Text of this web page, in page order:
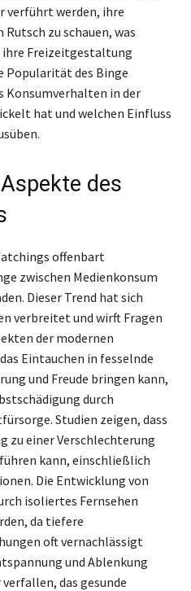
verführt werden, ihre
zu schauen, was
Freizeitgestaltung
Popularität des Binge
Konsumverhalten in der
hat und welchen Einfluss
des
offenbart
zwischen Medienkonsum
Dieser Trend hat sich
verbreitet und wirft Fragen
der modernen
Eintauchen in fesselnde
und Freude bringen kann,
durch
Studien zeigen, dass
zu einer Verschlechterung
kann, einschließlich
Die Entwicklung von
isoliertes Fernsehen
da tiefere
oft vernachlässigt
und Ablenkung
das gesunde